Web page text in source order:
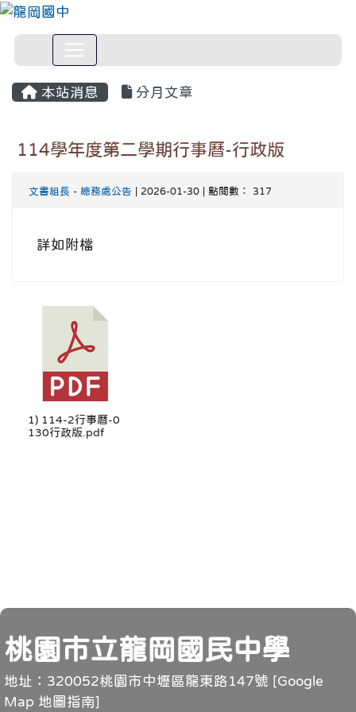
本站消息 分月文章
114學年度第二學期行事曆-行政版
文書組長 - 總務處公告 | 2026-01-30 | 點閱數： 317
詳如附檔
1) 114-2行事曆-0
130行政版.pdf
頁尾
桃園市立龍岡國民中學
地址：320052桃園市中壢區龍東路147號 [Google
Map 地圖指南]